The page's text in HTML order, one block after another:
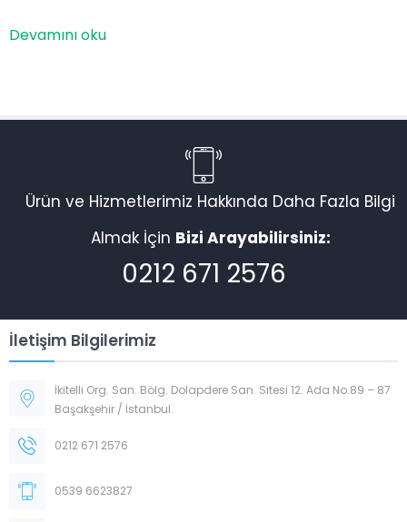
Devamını oku
Ürün ve Hizmetlerimiz Hakkında Daha Fazla Bilgi
Almak İçin Bizi Arayabilirsiniz:
0212 671 2576
İletişim Bilgilerimiz
İkitelli Org. San. Bölg. Dolapdere San. Sitesi 12. Ada No.89 – 87
Başakşehir / İstanbul.
0212 671 2576
0539 6623827